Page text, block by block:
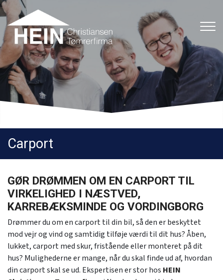
Gå
til
hovedindhold
Carport
GØR DRØMMEN OM EN CARPORT TIL
VIRKELIGHED I NÆSTVED,
KARREBÆKSMINDE OG VORDINGBORG
Drømmer du om en carport til din bil, så den er beskyttet
mod vejr og vind og samtidig tilføje værdi til dit hus? Åben,
lukket, carport med skur, fristående eller monteret på dit
hus? Mulighederne er mange, når du skal finde ud af, hvordan
din carport skal se ud. Ekspertisen er stor hos HEIN